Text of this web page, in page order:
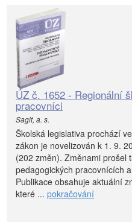
ÚZ č. 1652 - Regionální
pracovníci
Sagit, a. s.
Školská legislativa prochází
zákon je novelizován k 1. 9.
(202 změn). Změnami prošel
pedagogických pracovnících
Publikace obsahuje aktuální
které ... pokračování